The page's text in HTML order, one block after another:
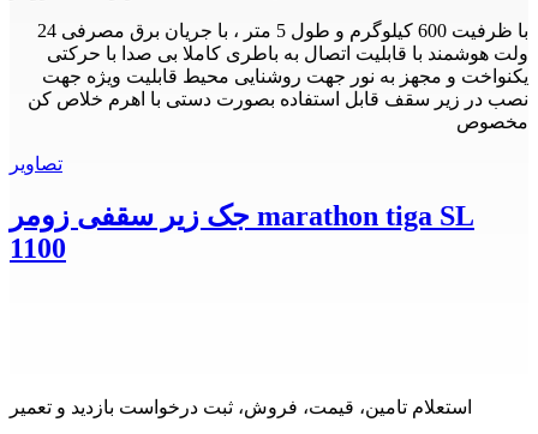
با ظرفیت 600 کیلوگرم و طول 5 متر ، با جریان برق مصرفی 24
ولت هوشمند با قابلیت اتصال به باطری کاملا بی صدا با حرکتی
یکنواخت و مجهز به نور جهت روشنایی محیط قابلیت ویژه جهت
نصب در زیر سقف قابل استفاده بصورت دستی با اهرم خلاص کن
مخصوص
تصاویر
جک زیر سقفی زومر marathon tiga SL
1100
استعلام تامین، قیمت، فروش، ثبت درخواست بازدید و تعمیر